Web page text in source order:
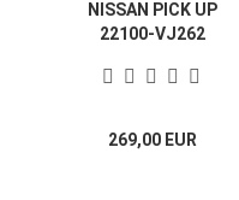
NISSAN PICK UP
22100-VJ262
SPINTEROGENO
D'ALLUMAGE
DISTRIBUTORE
269,00 EUR